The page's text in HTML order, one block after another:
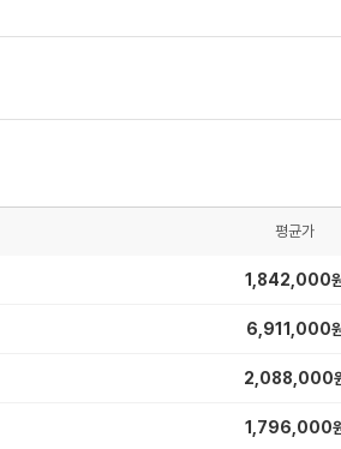
평균가
1,842,000
6,911,000
2,088,000
1,796,000